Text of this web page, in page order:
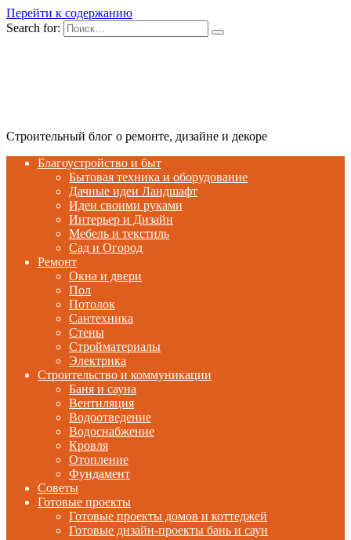
Перейти к содержанию
Search for:
Строительный блог о ремонте, дизайне и декоре
Благоустройство и быт
Бытовая техника и оборудование
Дачные идеи Ландшафт
Идеи своими руками
Интерьер и Дизайн
Мебель и текстиль
Сад и Огород
Ремонт
Окна и двери
Пол
Потолок
Сантехника
Стены
Стройматериалы
Электрика
Строительство и коммуникации
Баня и сауна
Вентиляция
Водоотведение
Водоснабжение
Кровля
Отопление
Фундамент
Советы
Готовые проекты
Готовые проекты домов и коттеджей
Готовые дизайн-проекты бань и саун